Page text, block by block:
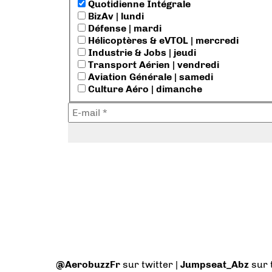
Quotidienne Intégrale
BizAv | lundi
Défense | mardi
Hélicoptères & eVTOL | mercredi
Industrie & Jobs | jeudi
Transport Aérien | vendredi
Aviation Générale | samedi
Culture Aéro | dimanche
@AerobuzzFr sur twitter | Jumpseat_Abz sur